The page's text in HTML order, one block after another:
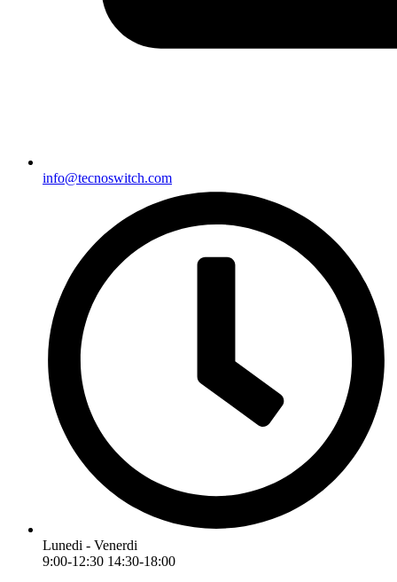
info@tecnoswitch.com
Lunedi - Venerdi
9:00-12:30 14:30-18:00